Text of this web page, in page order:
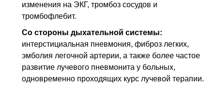
изменения на ЭКГ, тромбоз сосудов и
тромбофлебит.
Со стороны дыхательной системы:
интерстициальная пневмония, фиброз легких,
эмболия легочной артерии, а также более частое
развитие лучевого пневмонита у больных,
одновременно проходящих курс лучевой терапии.